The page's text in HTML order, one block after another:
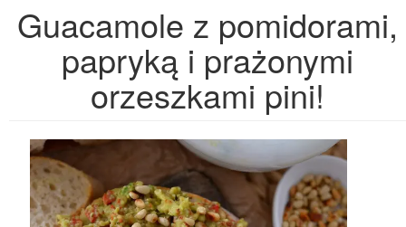
Guacamole z pomidorami,
papryką i prażonymi
orzeszkami pini!